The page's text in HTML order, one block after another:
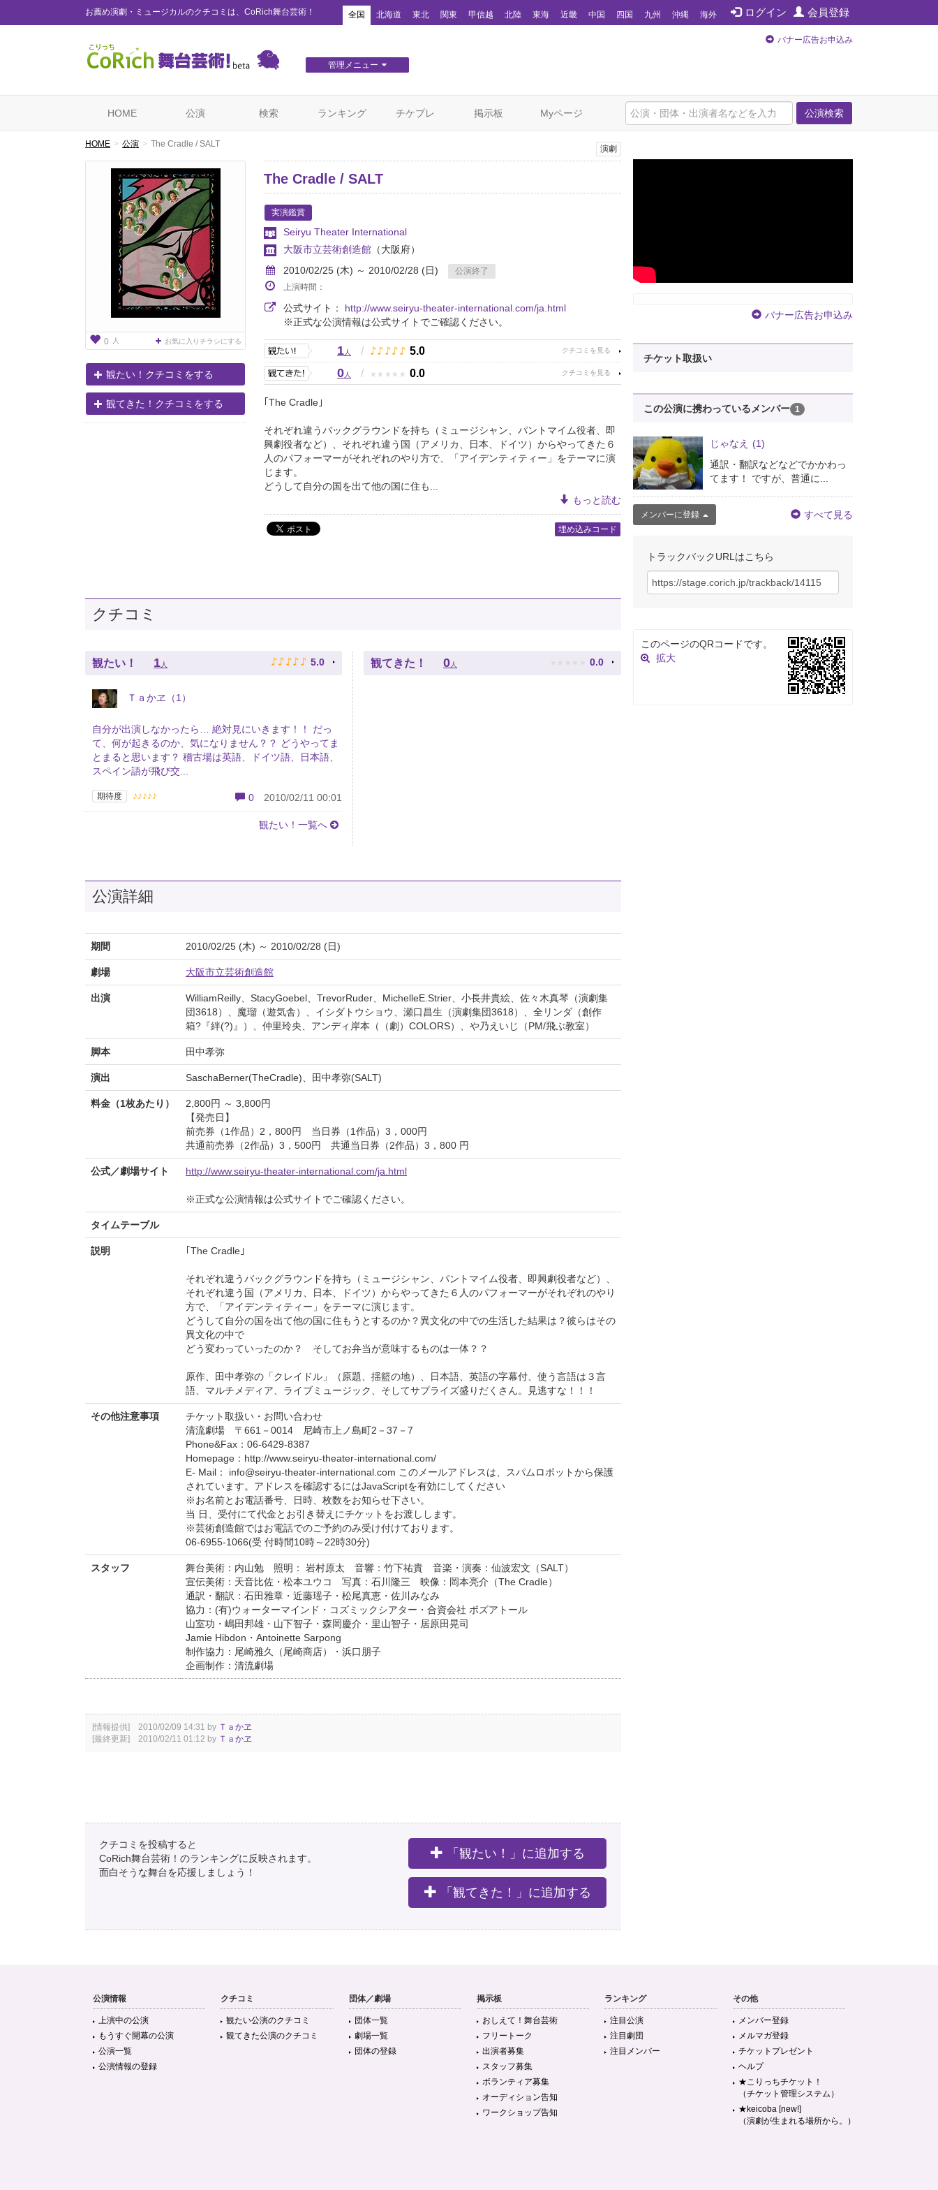
お薦め演劇・ミュージカルのクチコミは、CoRich舞台芸術！ ログイン 会員登録
全国 北海道 東北 関東 甲信越 北陸 東海 近畿 中国 四国 九州 沖縄 海外
管理メニュー
バナー広告お申込み
公演検索
HOME 公演 検索 ランキング チケプレ 掲示板 Myページ
HOME 公演 The Cradle / SALT
0 人 お気に入りチラシにする
観たい！クチコミをする
観てきた！クチコミをする
演劇
The Cradle / SALT
実演鑑賞
Seiryu Theater International
大阪市立芸術創造館 （大阪府）
2010/02/25 (木) ～ 2010/02/28 (日)
公演終了
上演時間：
公式サイト： http://www.seiryu-theater-international.com/ja.html
※正式な公演情報は公式サイトでご確認ください。
1人 / ♪ ♪ ♪ ♪ ♪ 5.0
0人 / ★ ★ ★ ★ ★ 0.0
｢The Cradle｣
それぞれ違うバックグラウンドを持ち（ミュージシャン、パントマイム役者、即
興劇役者など）、それぞれ違う国（アメリカ、日本、ドイツ）からやってきた６
人のパフォーマーがそれぞれのやり方で、「アイデンティティー」をテーマに演
じます。
どうして自分の国を出て他の国に住も...
もっと読む
埋め込みコード
クチコミ
観たい！ 1 人 ♪ ♪ ♪ ♪ ♪ 5.0
Ｔａかヱ（1）
自分が出演しなかったら… 絶対見にいきます！！ だっ
て、何が起きるのか、気になりません？？ どうやってま
とまると思います？ 稽古場は英語、ドイツ語、日本語、
スペイン語が飛び交...
期待度 ♪♪♪♪♪ 0 2010/02/11 00:01
観たい！一覧へ
観てきた！ 0 人 ★ ★ ★ ★ ★ 0.0
公演詳細
期間 2010/02/25 (木) ～ 2010/02/28 (日)
劇場 大阪市立芸術創造館
出演
WilliamReilly、StacyGoebel、TrevorRuder、MichelleE.Strier、小長井貴絵、佐々木真琴（演劇集
団3618）、魔瑠（遊気舎）、イシダトウショウ、瀬口昌生（演劇集団3618）、全リンダ（創作
箱?『絆(?)』）、仲里玲央、アンディ岸本（（劇）COLORS）、や乃えいじ（PM/飛ぶ教室）
脚本 田中孝弥
演出 SaschaBerner(TheCradle)、田中孝弥(SALT)
料金（1枚あたり）
2,800円 ～ 3,800円
【発売日】
前売券（1作品）2，800円 当日券（1作品）3，000円
共通前売券（2作品）3，500円 共通当日券（2作品）3，800 円
公式／劇場サイト http://www.seiryu-theater-international.com/ja.html
※正式な公演情報は公式サイトでご確認ください。
タイムテーブル
説明 ｢The Cradle｣
それぞれ違うバックグラウンドを持ち（ミュージシャン、パントマイム役者、即興劇役者など）、
それぞれ違う国（アメリカ、日本、ドイツ）からやってきた６人のパフォーマーがそれぞれのやり
方で、「アイデンティティー」をテーマに演じます。
どうして自分の国を出て他の国に住もうとするのか？異文化の中での生活した結果は？彼らはその
異文化の中で
どう変わっていったのか？ そしてお弁当が意味するものは一体？？
原作、田中孝弥の「クレイドル」（原題、揺籃の地）、日本語、英語の字幕付、使う言語は３言
語、マルチメディア、ライブミュージック、そしてサプライズ盛りだくさん。見逃すな！！！
その他注意事項
チケット取扱い・お問い合わせ
清流劇場 〒661－0014 尼崎市上ノ島町2－37－7
Phone&Fax：06-6429-8387
Homepage：http://www.seiryu-theater-international.com/
E- Mail： info@seiryu-theater-international.com このメールアドレスは、スパムロボットから保護
されています。アドレスを確認するにはJavaScriptを有効にしてください
※お名前とお電話番号、日時、枚数をお知らせ下さい。
当 日、受付にて代金とお引き替えにチケットをお渡しします。
※芸術創造館ではお電話でのご予約のみ受け付けております。
06-6955-1066(受 付時間10時～22時30分)
スタッフ
舞台美術：内山勉 照明： 岩村原太 音響：竹下祐貴 音楽・演奏：仙波宏文（SALT）
宣伝美術：天音比佐・松本ユウコ 写真：石川隆三 映像：岡本亮介（The Cradle）
通訳・翻訳：石田雅章・近藤瑶子・松尾真恵・佐川みなみ
協力：(有)ウォーターマインド・コズミックシアター・合資会社 ボズアトール
山室功・嶋田邦雄・山下智子・森岡慶介・里山智子・居原田晃司
Jamie Hibdon・Antoinette Sarpong
制作協力：尾崎雅久（尾崎商店）・浜口朋子
企画制作：清流劇場
[情報提供] 2010/02/09 14:31 by Ｔａかヱ
[最終更新] 2010/02/11 01:12 by Ｔａかヱ
クチコミを投稿すると
CoRich舞台芸術！のランキングに反映されます。
面白そうな舞台を応援しましょう！
「観たい！」に追加する
「観てきた！」に追加する
バナー広告お申込み
チケット取扱い
この公演に携わっているメンバー 1
じゃなえ
(1)
通訳・翻訳などなどでかかわっ
てます！ ですが、普通に...
メンバーに登録 すべて見る
トラックバックURLはこちら
このページのQRコードです。
拡大
公演情報
上演中の公演
もうすぐ開幕の公演
公演一覧
公演情報の登録
クチコミ
観たい公演のクチコミ
観てきた公演のクチコミ
団体／劇場
団体一覧
劇場一覧
団体の登録
掲示板
おしえて！舞台芸術
フリートーク
出演者募集
スタッフ募集
ボランティア募集
オーディション告知
ワークショップ告知
ランキング
注目公演
注目劇団
注目メンバー
その他
メンバー登録
メルマガ登録
チケットプレゼント
ヘルプ
★こりっちチケット！
（チケット管理システム）
★keicoba [new!]
（演劇が生まれる場所から。）